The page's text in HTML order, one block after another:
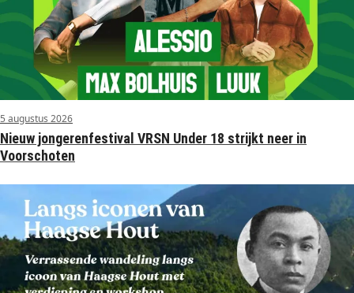
5 augustus 2026
Nieuw jongerenfestival VRSN Under 18 strijkt neer in
Voorschoten